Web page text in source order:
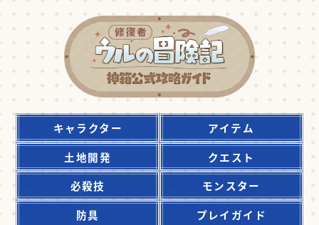
キャラクター
アイテム
土地開発
クエスト
必殺技
モンスター
防具
プレイガイド